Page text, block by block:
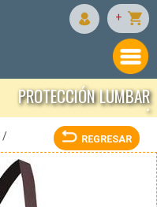
+
PROTECCIÓN LUMBAR
•
/ REGRESAR